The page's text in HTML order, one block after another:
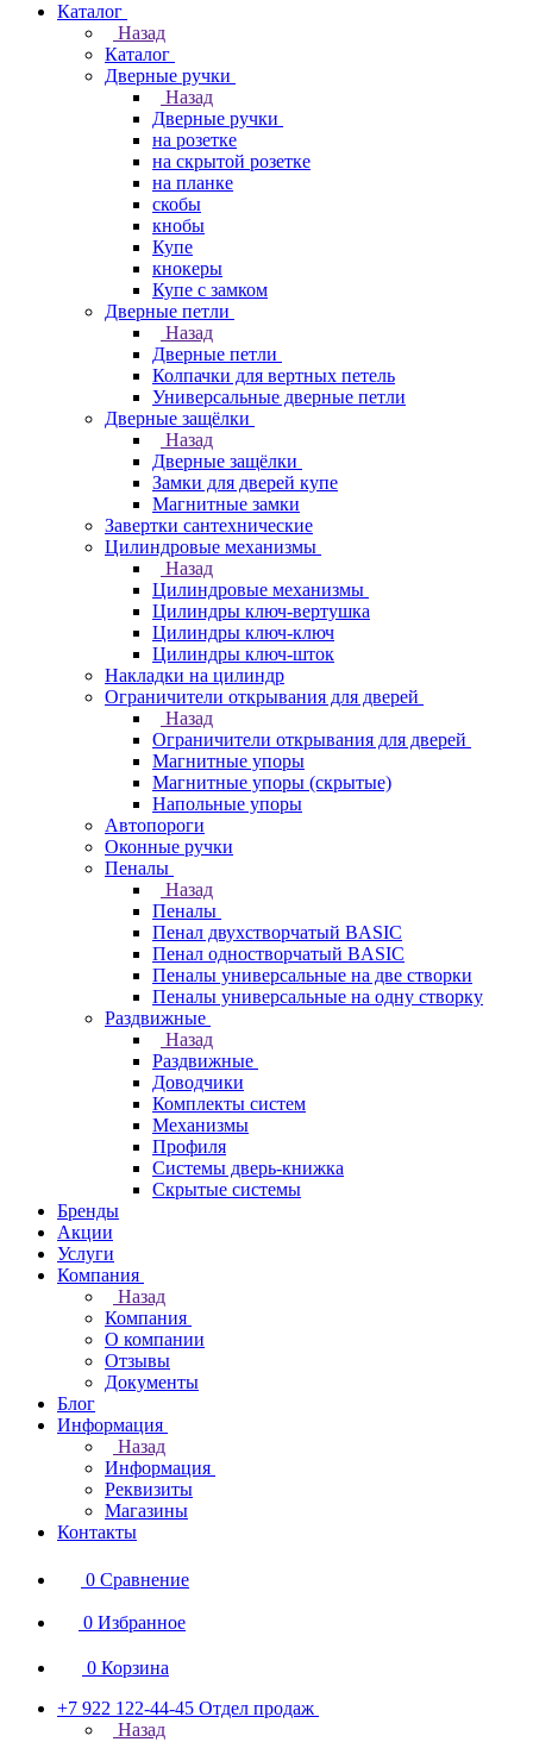
Каталог
Назад
Каталог
Дверные ручки
Назад
Дверные ручки
на розетке
на скрытой розетке
на планке
скобы
кнобы
Купе
кнокеры
Купе с замком
Дверные петли
Назад
Дверные петли
Колпачки для вертных петель
Универсальные дверные петли
Дверные защёлки
Назад
Дверные защёлки
Замки для дверей купе
Магнитные замки
Завертки сантехнические
Цилиндровые механизмы
Назад
Цилиндровые механизмы
Цилиндры ключ-вертушка
Цилиндры ключ-ключ
Цилиндры ключ-шток
Накладки на цилиндр
Ограничители открывания для дверей
Назад
Ограничители открывания для дверей
Магнитные упоры
Магнитные упоры (скрытые)
Напольные упоры
Автопороги
Оконные ручки
Пеналы
Назад
Пеналы
Пенал двухстворчатый BASIC
Пенал одностворчатый BASIC
Пеналы универсальные на две створки
Пеналы универсальные на одну створку
Раздвижные
Назад
Раздвижные
Доводчики
Комплекты систем
Механизмы
Профиля
Системы дверь-книжка
Скрытые системы
Бренды
Акции
Услуги
Компания
Назад
Компания
О компании
Отзывы
Документы
Блог
Информация
Назад
Информация
Реквизиты
Магазины
Контакты
0 Сравнение
0 Избранное
0 Корзина
+7 922 122-44-45 Отдел продаж
Назад